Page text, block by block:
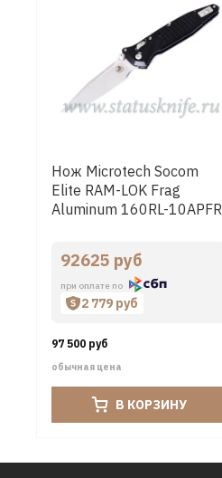
Нож Microtech Socom
Elite RAM-LOK Frag
Aluminum 160RL-10APFR
92625 руб
при оплате по
2 779 руб
97 500 руб
обычная цена
В КОРЗИНУ